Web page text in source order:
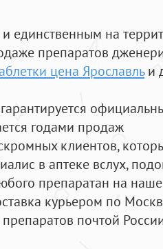
единственным на
препаратов
цена Ярославльи
годами продаж
клиентов,
в аптеке вслух,
препаратан на
курьером по
почтой